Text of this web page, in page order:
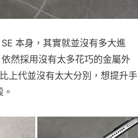
本身，其實就並沒有多大進
然採用沒有太多花巧的金屬外
上代並沒有太大分別，想提升手